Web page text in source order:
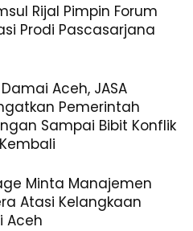
Rijal Pimpin Forum
Prodi Pascasarjana
Aceh, JASA
Pemerintah
Sampai Bibit Konflik
Minta Manajemen
Atasi Kelangkaan
Aceh